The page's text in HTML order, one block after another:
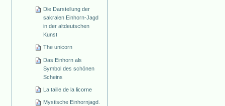
Die Darstellung der
sakralen Einhorn-Jagd
in der altdeutschen
Kunst
The unicorn
Das Einhorn als
Symbol des schönen
Scheins
La taille de la licorne
Mystische Einhornjagd.